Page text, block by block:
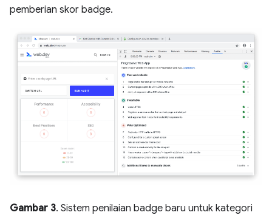
pemberian skor badge.
Gambar 3. Sistem penilaian badge baru untuk kategori